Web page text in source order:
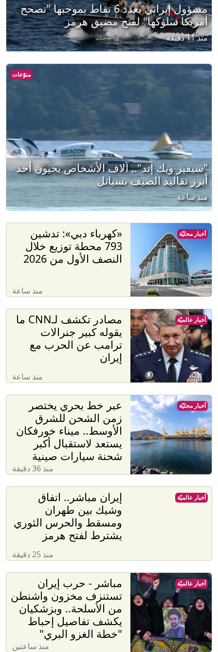
مسؤول إيراني يعدد 6 نقاط بموجبها "تصحح
أمريكا سلوكها" لفتح مضيق هرمز
منذ 11 دقيقة
منوّعات
"سيفير ويك إند".. آلاف الأشخاص يحيون أحد
أبرز تقاليد الصيف بسياتل
منذ ساعة
«كهرباء دبي»: تدشين
793 محطة توزيع خلال
النصف الأول من 2026
منذ ساعة
أخبار محليّة
مصادر تكشف لـCNN ما
يقوله كبير جنرالات
ترامب عن الحرب مع
إيران
منذ ساعة
أخبار عالميّة
عبر خط بحري يختصر
زمن الشحن للشرق
الأوسط.. ميناء خورفكان
يستعد لاستقبال أكبر
شحنة سيارات صينية
منذ 36 دقيقة
أخبار محليّة
إيران مباشر.. اتفاق
وشيك بين طهران
ومسقط والحرس الثوري
يشترط لفتح هرمز
منذ 25 دقيقة
أخبار عالميّة
مباشر - حرب إيران
تستنزف مخزون واشنطن
من الأسلحة.. وبزشكيان
يكشف تفاصيل إحباط
"خطة الغزو البري"
منذ ساعتين
أخبار عالميّة